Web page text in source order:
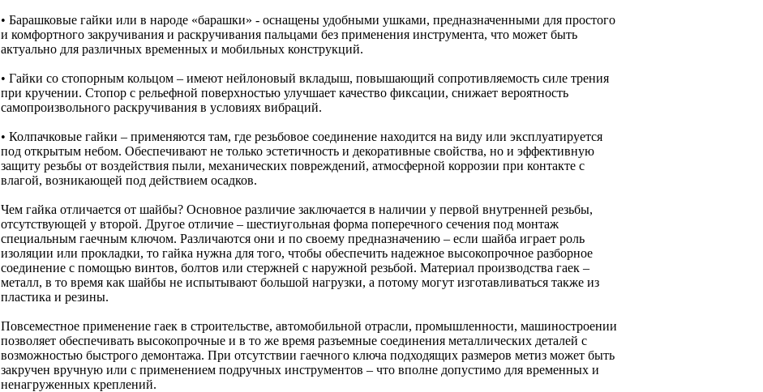
• Барашковые гайки или в народе «барашки» - оснащены удобными ушками, предназначенными для простого
и комфортного закручивания и раскручивания пальцами без применения инструмента, что может быть
актуально для различных временных и мобильных конструкций.
• Гайки со стопорным кольцом – имеют нейлоновый вкладыш, повышающий сопротивляемость силе трения
при кручении. Стопор с рельефной поверхностью улучшает качество фиксации, снижает вероятность
самопроизвольного раскручивания в условиях вибраций.
• Колпачковые гайки – применяются там, где резьбовое соединение находится на виду или эксплуатируется
под открытым небом. Обеспечивают не только эстетичность и декоративные свойства, но и эффективную
защиту резьбы от воздействия пыли, механических повреждений, атмосферной коррозии при контакте с
влагой, возникающей под действием осадков.
Чем гайка отличается от шайбы? Основное различие заключается в наличии у первой внутренней резьбы,
отсутствующей у второй. Другое отличие – шестиугольная форма поперечного сечения под монтаж
специальным гаечным ключом. Различаются они и по своему предназначению – если шайба играет роль
изоляции или прокладки, то гайка нужна для того, чтобы обеспечить надежное высокопрочное разборное
соединение с помощью винтов, болтов или стержней с наружной резьбой. Материал производства гаек –
металл, в то время как шайбы не испытывают большой нагрузки, а потому могут изготавливаться также из
пластика и резины.
Повсеместное применение гаек в строительстве, автомобильной отрасли, промышленности, машиностроении
позволяет обеспечивать высокопрочные и в то же время разъемные соединения металлических деталей с
возможностью быстрого демонтажа. При отсутствии гаечного ключа подходящих размеров метиз может быть
закручен вручную или с применением подручных инструментов – что вполне допустимо для временных и
ненагруженных креплений.